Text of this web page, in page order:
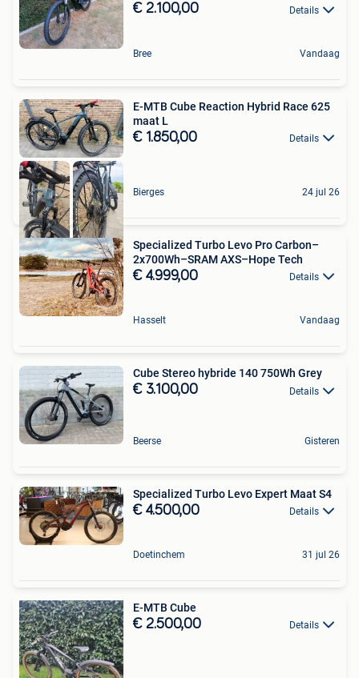
€ 2.100,00 Details
Bree Vandaag
E-MTB Cube Reaction Hybrid Race 625
maat L
€ 1.850,00 Details
Bierges 24 jul 26
Specialized Turbo Levo Pro Carbon–
2x700Wh–SRAM AXS–Hope Tech
€ 4.999,00 Details
Hasselt Vandaag
Cube Stereo hybride 140 750Wh Grey
€ 3.100,00 Details
Beerse Gisteren
Specialized Turbo Levo Expert Maat S4
€ 4.500,00 Details
Doetinchem 31 jul 26
E-MTB Cube
€ 2.500,00 Details